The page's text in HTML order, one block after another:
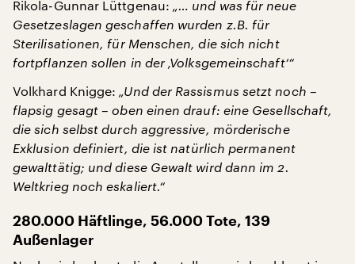
Rikola-Gunnar Lüttgenau: „… und was für neue
Gesetzeslagen geschaffen wurden z.B. für
Sterilisationen, für Menschen, die sich nicht
fortpflanzen sollen in der ‚Volksgemeinschaft‘“
Volkhard Knigge: „Und der Rassismus setzt noch –
flapsig gesagt – oben einen drauf: eine Gesellschaft,
die sich selbst durch aggressive, mörderische
Exklusion definiert, die ist natürlich permanent
gewalttätig; und diese Gewalt wird dann im 2.
Weltkrieg noch eskaliert.“
280.000 Häftlinge, 56.000 Tote, 139
Außenlager